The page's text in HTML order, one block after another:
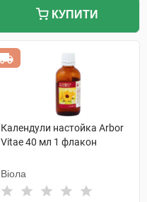
КУПИТИ
Календули настойка Arbor
Vitae 40 мл 1 флакон
Віола